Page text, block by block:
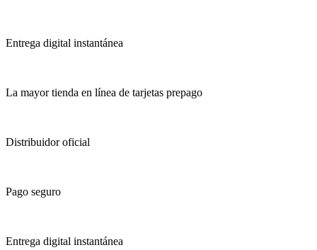
Entrega digital instantánea
La mayor tienda en línea de tarjetas prepago
Distribuidor oficial
Pago seguro
Entrega digital instantánea